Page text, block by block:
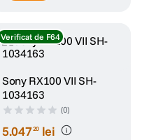
Verificat de F64
Sony RX100 VII SH-
1034163
(0)
5.04720 lei